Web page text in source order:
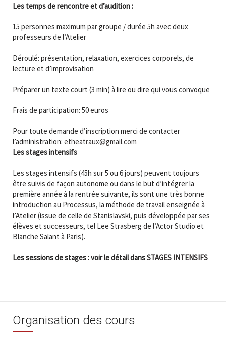
Les temps de rencontre et d’audition :
15 personnes maximum par groupe / durée 5h avec deux
professeurs de l’Atelier
Déroulé: présentation, relaxation, exercices corporels, de
lecture et d’improvisation
Préparer un texte court (3 min) à lire ou dire qui vous convoque
Frais de participation: 50 euros
Pour toute demande d’inscription merci de contacter
l’administration: etheatraux@gmail.com
Les stages intensifs
Les stages intensifs (45h sur 5 ou 6 jours) peuvent toujours
être suivis de façon autonome ou dans le but d’intégrer la
première année à la rentrée suivante, ils sont une très bonne
introduction au Processus, la méthode de travail enseignée à
l’Atelier (issue de celle de Stanislavski, puis développée par ses
élèves et successeurs, tel Lee Strasberg de l’Actor Studio et
Blanche Salant à Paris).
Les sessions de stages : voir le détail dansSTAGES INTENSIFS
Organisation des cours